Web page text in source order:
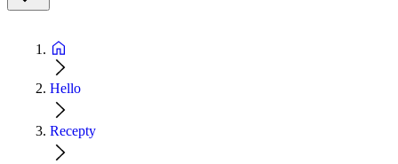
Hello
Recepty